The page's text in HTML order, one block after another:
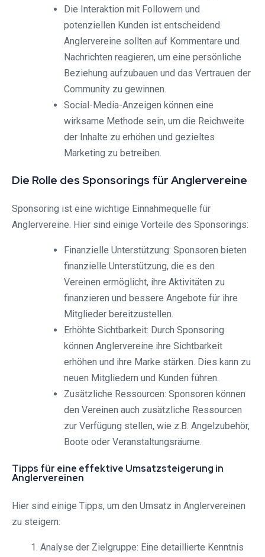
Die Interaktion mit Followern und
potenziellen Kunden ist entscheidend.
Anglervereine sollten auf Kommentare und
Nachrichten reagieren, um eine persönliche
Beziehung aufzubauen und das Vertrauen der
Community zu gewinnen.
Social-Media-Anzeigen können eine
wirksame Methode sein, um die Reichweite
der Inhalte zu erhöhen und gezieltes
Marketing zu betreiben.
Die Rolle des Sponsorings für Anglervereine
Sponsoring ist eine wichtige Einnahmequelle für
Anglervereine. Hier sind einige Vorteile des Sponsorings:
Finanzielle Unterstützung: Sponsoren bieten
finanzielle Unterstützung, die es den
Vereinen ermöglicht, ihre Aktivitäten zu
finanzieren und bessere Angebote für ihre
Mitglieder bereitzustellen.
Erhöhte Sichtbarkeit: Durch Sponsoring
können Anglervereine ihre Sichtbarkeit
erhöhen und ihre Marke stärken. Dies kann zu
neuen Mitgliedern und Kunden führen.
Zusätzliche Ressourcen: Sponsoren können
den Vereinen auch zusätzliche Ressourcen
zur Verfügung stellen, wie z.B. Angelzubehör,
Boote oder Veranstaltungsräume.
Tipps für eine effektive Umsatzsteigerung in
Anglervereinen
Hier sind einige Tipps, um den Umsatz in Anglervereinen
zu steigern:
Analyse der Zielgruppe: Eine detaillierte Kenntnis